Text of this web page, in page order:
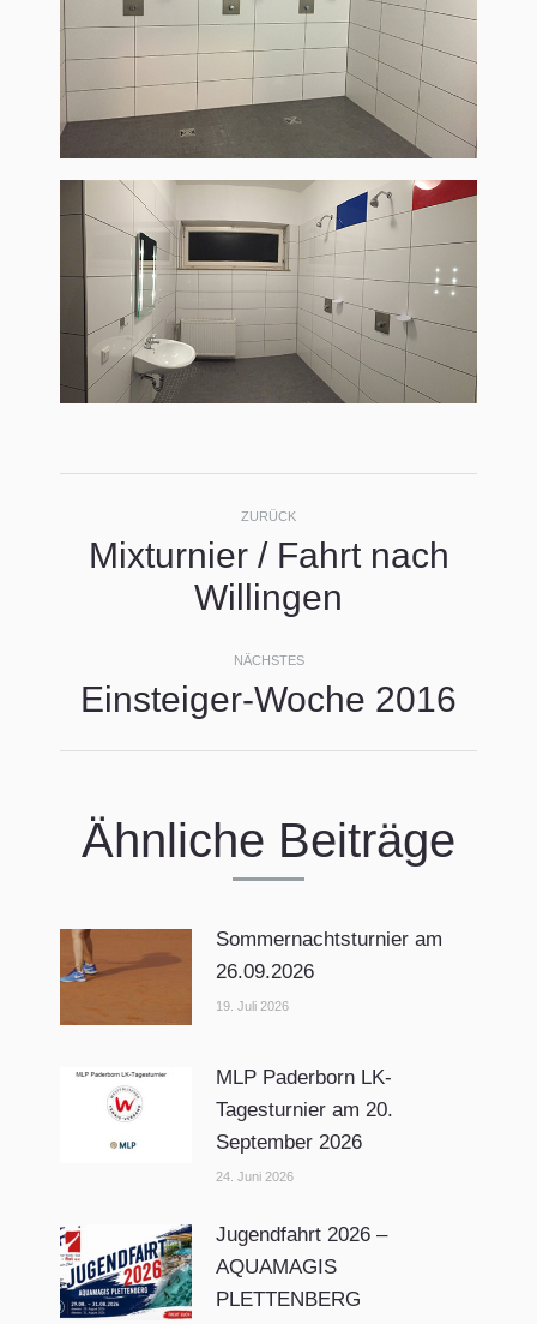
ZURÜCK
Vorheriger
Beitrag:
Mixturnier / Fahrt nach
Willingen
NÄCHSTES
Nächster
Einsteiger-Woche 2016
Ähnliche Beiträge
Sommernachtsturnier am
26.09.2026
19. Juli 2026
MLP Paderborn LK-
Tagesturnier am 20.
September 2026
24. Juni 2026
Jugendfahrt 2026 –
AQUAMAGIS
PLETTENBERG